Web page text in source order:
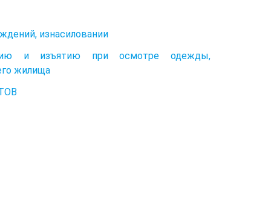
изнасиловании
и изъятию при осмотре одежды,
жилища